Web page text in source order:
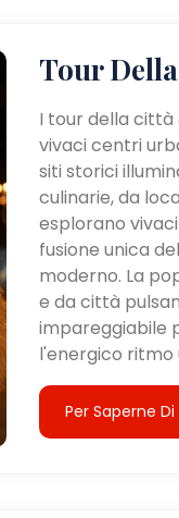
Tour
I tour della città
vivaci centri
siti storici
culinarie, da
esplorano
fusione unica
moderno. La
e da città
impareggiabile
l'energico ritmo
Per Saperne Di